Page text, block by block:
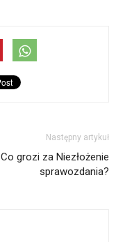
Następny artykuł
Co grozi za Niezłożenie
sprawozdania?